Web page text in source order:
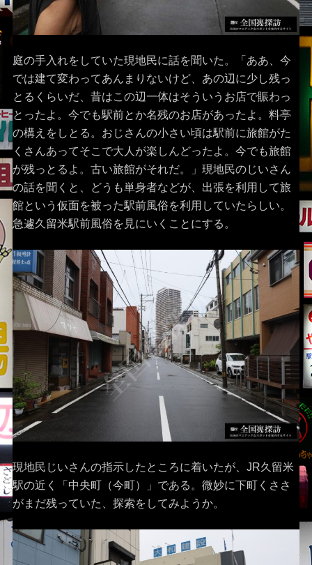
庭の手入れをしていた現地民に話を聞いた。「ああ、今
では建て変わってあんまりないけど、あの辺に少し残っ
とるくらいだ、昔はこの辺一体はそういうお店で賑わっ
とったよ。今でも駅前とか名残のお店があったよ。料亭
の構えをしとる。おじさんの小さい頃は駅前に旅館がた
くさんあってそこで大人が楽しんどったよ。今でも旅館
が残っとるよ。古い旅館がそれだ。」現地民のじいさん
の話を聞くと、どうも単身者などが、出張を利用して旅
館という仮面を被った駅前風俗を利用していたらしい。
急遽久留米駅前風俗を見にいくことにする。
現地民じいさんの指示したところに着いたが、JR久留米
駅の近く「中央町（今町）」である。微妙に下町くささ
がまだ残っていた、探索をしてみようか。